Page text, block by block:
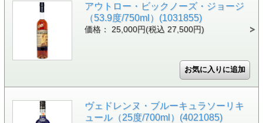
アウトロー・ビックノーズ・ジョージ
（53.9度/750ml）(1031855)
価格： 25,000円(税込 27,500円)
ヴェドレンヌ・ブルーキュラソーリキ
ュール（25度/700ml）(4021085)